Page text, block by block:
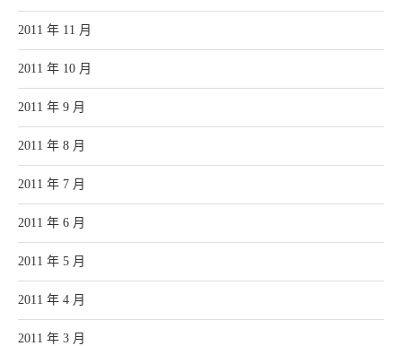
2011 年 11 月
2011 年 10 月
2011 年 9 月
2011 年 8 月
2011 年 7 月
2011 年 6 月
2011 年 5 月
2011 年 4 月
2011 年 3 月